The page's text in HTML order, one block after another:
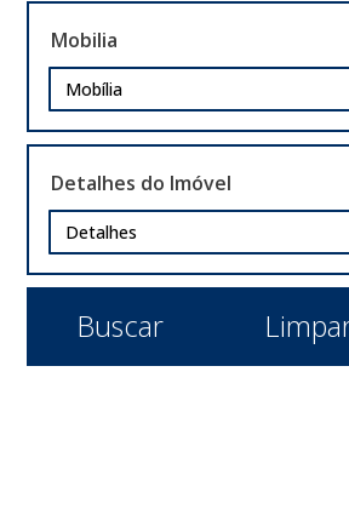
Jansen (5)
Neópolis (1)
Parque dos Anjos (1)
Parque Florido (6)
Santa Fé (3)
São Jerônimo (1)
Vera Cruz (6)
Mobilia
Mobília
Detalhes do Imóvel
Detalhes
Buscar